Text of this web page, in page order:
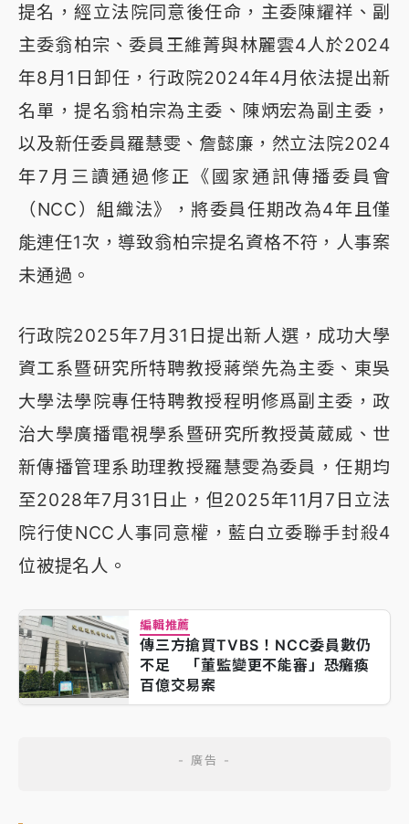
提名，經立法院同意後任命，主委陳耀祥、副
主委翁柏宗、委員王維菁與林麗雲4人於2024
年8月1日卸任，行政院2024年4月依法提出新
名單，提名翁柏宗為主委、陳炳宏為副主委，
以及新任委員羅慧雯、詹懿廉，然立法院2024
年7月三讀通過修正《國家通訊傳播委員會
（NCC）組織法》，將委員任期改為4年且僅
能連任1次，導致翁柏宗提名資格不符，人事案
未通過。
行政院2025年7月31日提出新人選，成功大學
資工系暨研究所特聘教授蔣榮先為主委、東吳
大學法學院專任特聘教授程明修爲副主委，政
治大學廣播電視學系暨研究所教授黃葳威、世
新傳播管理系助理教授羅慧雯為委員，任期均
至2028年7月31日止，但2025年11月7日立法
院行使NCC人事同意權，藍白立委聯手封殺4
位被提名人。
編輯推薦
傳三方搶買TVBS！NCC委員數仍
不足 「董監變更不能審」恐癱瘓
百億交易案